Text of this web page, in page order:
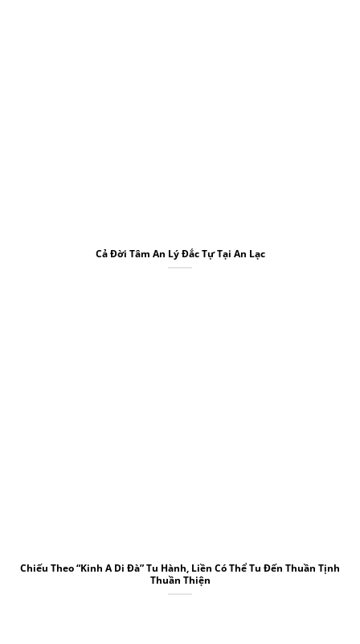
Cả Đời Tâm An Lý Đắc Tự Tại An Lạc
Chiếu Theo “Kinh A Di Đà” Tu Hành, Liền Có Thể Tu Đến Thuần Tịnh
Thuần Thiện